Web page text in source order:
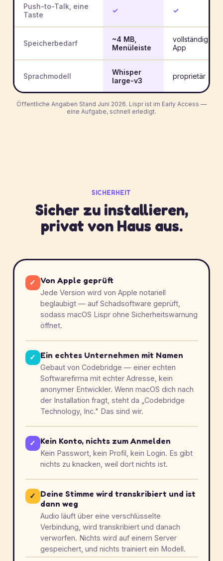
Push-to-Talk, eine
Taste
✓ ✓
Speicherbedarf
~4 MB,
Menüleiste
vollständige
App
Sprachmodell
Whisper
large-v3
proprietär
Öffentliche Angaben Stand Juni 2026. Lispr ist im Early Access —
eine Aufgabe, schnell erledigt.
SICHERHEIT
Sicher zu installieren,
privat von Haus aus.
✓ Von Apple geprüft
Jede Version wird von Apple notariell
beglaubigt — auf Schadsoftware geprüft,
sodass macOS Lispr ohne Sicherheitswarnung
öffnet.
✓ Ein echtes Unternehmen mit Namen
Gebaut von Codebridge — einer echten
Softwarefirma mit echter Adresse, kein
anonymer Entwickler. Wenn macOS dich nach
der Installation fragt, steht da „Codebridge
Technology, Inc." Das sind wir.
✓ Kein Konto, nichts zum Anmelden
Kein Passwort, kein Profil, kein Login. Es gibt
nichts zu knacken, weil dort nichts ist.
✓ Deine Stimme wird transkribiert und ist
dann weg
Audio läuft über eine verschlüsselte
Verbindung, wird transkribiert und danach
verworfen. Nichts wird auf einem Server
gespeichert, und nichts trainiert ein Modell.